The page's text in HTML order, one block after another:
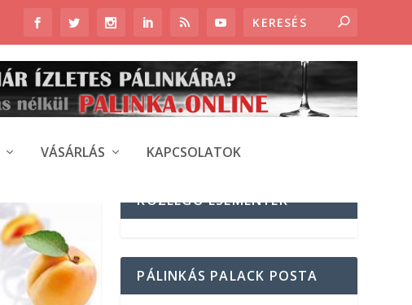
VÁSÁRLÁS KAPCSOLATOK
KÖZELGŐ ESEMÉNYEK
PÁLINKÁS PALACK POSTA